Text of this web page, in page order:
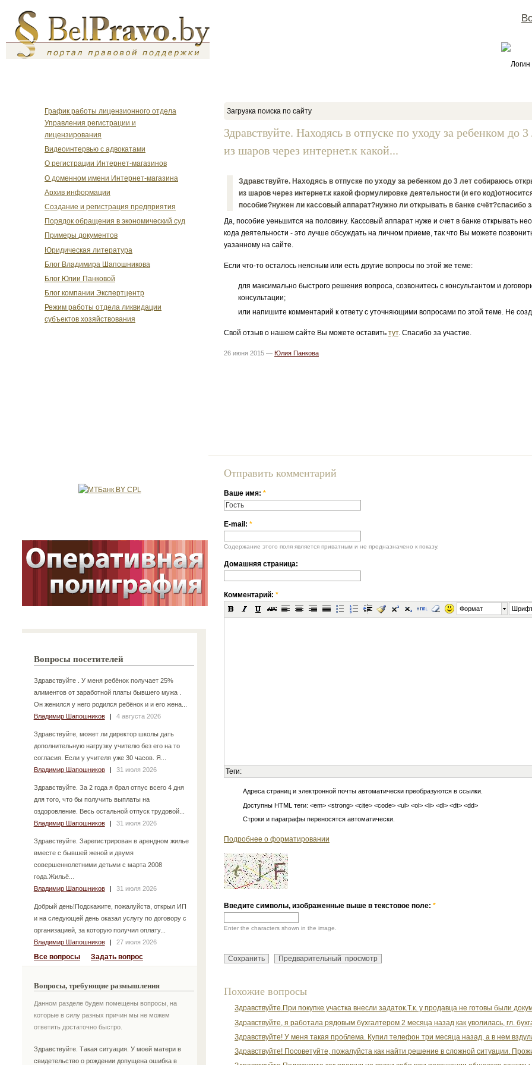
Логин
График работы лицензионного отдела
Управления регистрации и
лицензирования
Видеоинтервью с адвокатами
О регистрации Интернет-магазинов
О доменном имени Интернет-магазина
Архив информации
Создание и регистрация предприятия
Порядок обращения в экономический суд
Примеры документов
Юридическая литература
Блог Владимира Шапошникова
Блог Юлии Панковой
Блог компании Экспертцентр
Режим работы отдела ликвидации
субъектов хозяйствования
Вопросы посетителей
Здравствуйте . У меня ребёнок получает 25%
алиментов от заработной платы бывшего мужа .
Он женился у него родился ребёнок и и его жена...
Владимир Шапошников
| 4 августа 2026
Здравствуйте, может ли директор школы дать
дополнительную нагрузку учителю без его на то
согласия. Если у учителя уже 30 часов. Я...
Владимир Шапошников
| 31 июля 2026
Здравствуйте. За 2 года я брал отпус всего 4 дня
для того, что бы получить выплаты на
оздоровление. Весь остальной отпуск трудовой...
Владимир Шапошников
| 31 июля 2026
Здравствуйте. Зарегистрирован в арендном жилье
вместе с бывшей женой и двумя
совершеннолетними детьми с марта 2008
года.Жильё...
Владимир Шапошников
| 31 июля 2026
Добрый день!Подскажите, пожалуйста, открыл ИП
и на следующей день оказал услугу по договору с
организацией, за которую получил оплату...
Владимир Шапошников
| 27 июля 2026
Все вопросы Задать вопрос
Вопросы, требующие размышления
Данном разделе будем помещены вопросы, на
которые в силу разных причин мы не можем
ответить достаточно быстро.
Здравствуйте. Такая ситуация. У моей матери в
свидетельство о рождении допущена ошибка в
Загрузка поиска по сайту
Здравствуйте. Находясь в отпуске по уходу за ребенком
из шаров через интернет.к какой...
Здравствуйте. Находясь в отпуске по уходу за ребенком до 3 лет собираюсь
из шаров через интернет.к какой формулировке деятельности (и его
пособие?нужен ли кассовый аппарат?нужно ли открывать в банке счёт?спасибо
Да, пособие уеньшится на половину. Кассовый аппарат нуже и счет в банке открывать
кода деятельности - это лучше обсуждать на личном приеме, так что Вы можете
уазанному на сайте.
Если что-то осталось неясным или есть другие вопросы по этой же теме:
для максимально быстрого решения вопроса, созвонитесь с консультантом и
консультации;
или напишите комментарий к ответу с уточняющими вопросами по этой теме. Не
Свой отзыв о нашем сайте Вы можете оставить тут. Спасибо за участие.
26 июня 2015 — Юлия Панкова
Отправить комментарий
Ваше имя: *
E-mail: *
Содержание этого поля является приватным и не предназначено к показу.
Домашняя страница:
Комментарий: *
Формат
Теги:
Адреса страниц и электронной почты автоматически преобразуются в ссылки.
Доступны HTML теги: <em> <strong> <cite> <code> <ul> <ol> <li> <dl> <dt> <dd>
Строки и параграфы переносятся автоматически.
Подробнее о форматировании
Введите символы, изображенные выше в текстовое поле: *
Enter the characters shown in the image.
Похожие вопросы
Здравствуйте.При покупке участка внесли задаток.Т.к. у продавца не готовы были
Здравствуйте, я работала рядовым бухгалтером 2 месяца назад как уволилась, гл.
Здравствуйте! У меня такая проблема. Купил телефон три месяца назад, а в нем
Здравствуйте! Посоветуйте, пожалуйста как найти решение в сложной ситуации.